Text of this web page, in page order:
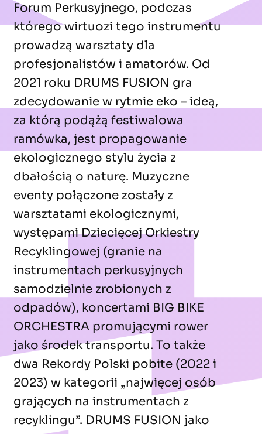
Forum Perkusyjnego, podczas
którego wirtuozi tego instrumentu
prowadzą warsztaty dla
profesjonalistów i amatorów. Od
2021 roku DRUMS FUSION gra
zdecydowanie w rytmie eko – ideą,
za którą podążą festiwalowa
ramówka, jest propagowanie
ekologicznego stylu życia z
dbałością o naturę. Muzyczne
eventy połączone zostały z
warsztatami ekologicznymi,
występami Dziecięcej Orkiestry
Recyklingowej (granie na
instrumentach perkusyjnych
samodzielnie zrobionych z
odpadów), koncertami BIG BIKE
ORCHESTRA promującymi rower
jako środek transportu. To także
dwa Rekordy Polski pobite (2022 i
2023) w kategorii „najwięcej osób
grających na instrumentach z
recyklingu”. DRUMS FUSION jako